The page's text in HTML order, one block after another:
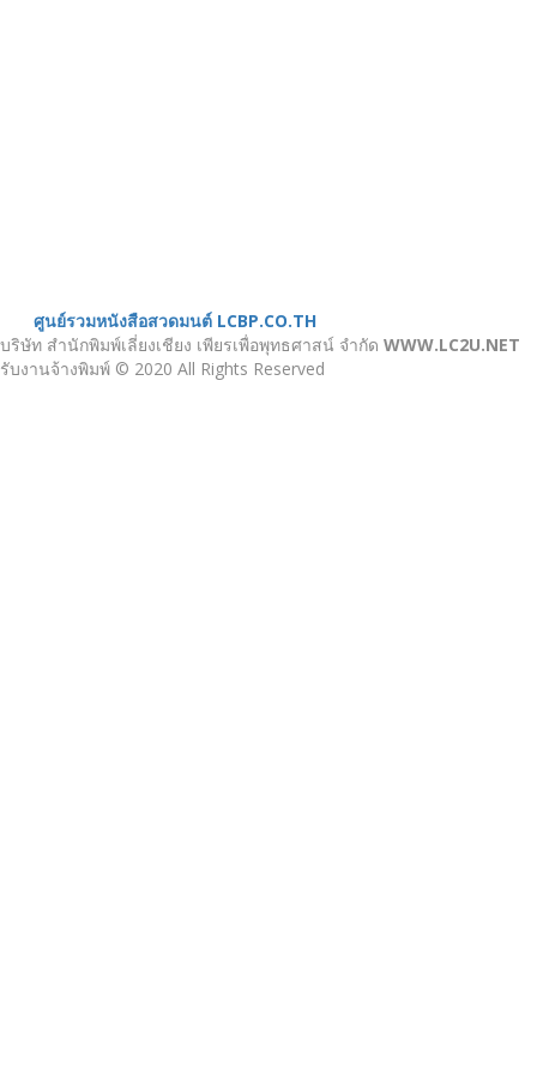
ศูนย์รวมหนังสือสวดมนต์ LCBP.CO.TH
บริษัท สำนักพิมพ์เลี่ยงเชียง เพียรเพื่อพุทธศาสน์ จำกัด WWW.LC2U.NET
รับงานจ้างพิมพ์ © 2020 All Rights Reserved